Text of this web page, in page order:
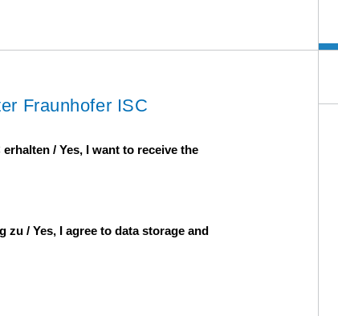
Fraunhofer ISC
/ Yes, I want to receive the
/ Yes, I agree to data storage and